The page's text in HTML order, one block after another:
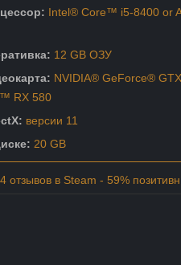
Intel® Core™ i5-8400 or
12 GB ОЗУ
NVIDIA® GeForce®
RX 580
версии 11
20 GB
отзывов в Steam - 59%